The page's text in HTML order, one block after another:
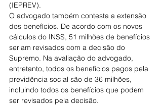
(IEPREV).
O advogado também contesta a extensão
dos benefícios. De acordo com os novos
cálculos do INSS, 51 milhões de benefícios
seriam revisados com a decisão do
Supremo. Na avaliação do advogado,
entretanto, todos os benefícios pagos pela
previdência social são de 36 milhões,
incluindo todos os benefícios que podem
ser revisados pela decisão.